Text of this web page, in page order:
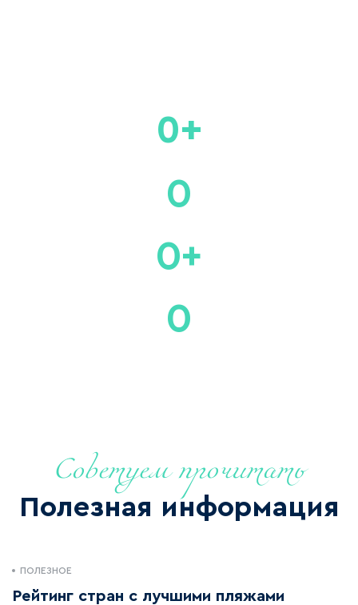
0+
0
0+
0
Полезная информация
Советуем прочитать
ПОЛЕЗНОЕ
Рейтинг стран с лучшими пляжами